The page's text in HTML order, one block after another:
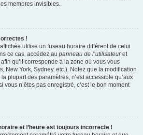
membres invisibles.
!
affichée utilise un fuseau horaire différent de celui
ce cas, accédez au panneau de l’utilisateuret
qu’il corresponde à la zone où vous vous
New York, Sydney, etc.). Notez que la modification
plupart des paramètres, n’est accessible qu’aux
vous n’êtes pas enregistré, c’est le bon moment
et l’heure est toujours incorrecte !